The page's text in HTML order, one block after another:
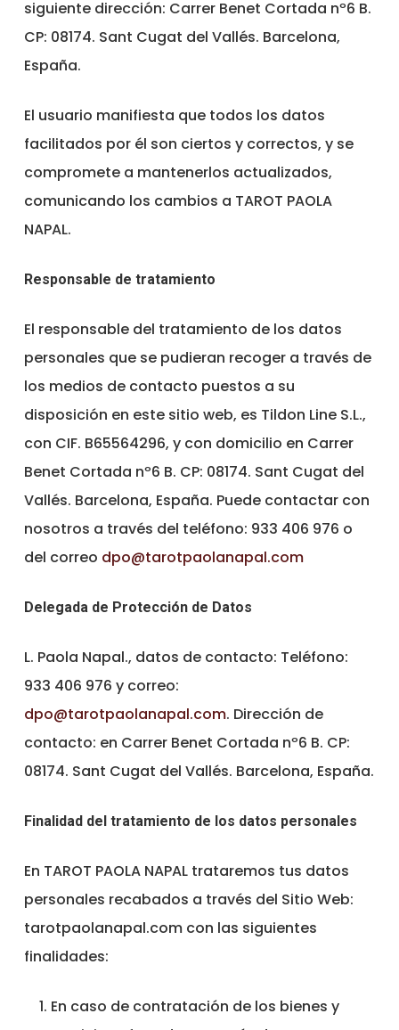
siguiente dirección: Carrer Benet Cortada nº6 B.
CP: 08174. Sant Cugat del Vallés. Barcelona,
España.
El usuario manifiesta que todos los datos
facilitados por él son ciertos y correctos, y se
compromete a mantenerlos actualizados,
comunicando los cambios a TAROT PAOLA
NAPAL.
Responsable de tratamiento
El responsable del tratamiento de los datos
personales que se pudieran recoger a través de
los medios de contacto puestos a su
disposición en este sitio web, es Tildon Line S.L.,
con CIF. B65564296, y con domicilio en Carrer
Benet Cortada nº6 B. CP: 08174. Sant Cugat del
Vallés. Barcelona, España. Puede contactar con
nosotros a través del teléfono: 933 406 976 o
del correo dpo@tarotpaolanapal.com
Delegada de Protección de Datos
L. Paola Napal., datos de contacto: Teléfono:
933 406 976 y correo:
dpo@tarotpaolanapal.com. Dirección de
contacto: en Carrer Benet Cortada nº6 B. CP:
08174. Sant Cugat del Vallés. Barcelona, España.
Finalidad del tratamiento de los datos personales
En TAROT PAOLA NAPAL trataremos tus datos
personales recabados a través del Sitio Web:
tarotpaolanapal.com con las siguientes
finalidades:
En caso de contratación de los bienes y